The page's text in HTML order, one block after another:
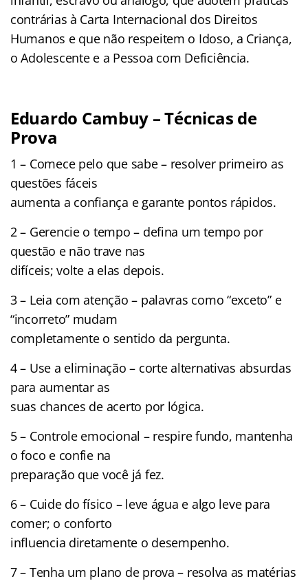
contrárias à Carta Internacional dos Direitos
Humanos e que não respeitem o Idoso, a Criança,
o Adolescente e a Pessoa com Deficiência.
Eduardo Cambuy – Técnicas de
Prova
1 – Comece pelo que sabe – resolver primeiro as
questões fáceis
aumenta a confiança e garante pontos rápidos.
2 – Gerencie o tempo – defina um tempo por
questão e não trave nas
difíceis; volte a elas depois.
3 – Leia com atenção – palavras como “exceto” e
“incorreto” mudam
completamente o sentido da pergunta.
4 – Use a eliminação – corte alternativas absurdas
para aumentar as
suas chances de acerto por lógica.
5 – Controle emocional – respire fundo, mantenha
o foco e confie na
preparação que você já fez.
6 – Cuide do físico – leve água e algo leve para
comer; o conforto
influencia diretamente o desempenho.
7 – Tenha um plano de prova – resolva as matérias